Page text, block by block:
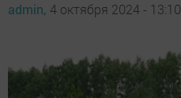
admin, 4 октября 2024 - 13:10